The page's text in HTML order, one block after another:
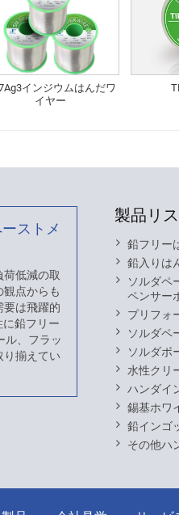
インジウムはんだワ
イヤー
ストメ
低減の取
点からも
要は飛躍的
に鉛フリー
ル、フラッ
り揃えてい
製品リ
鉛フリー
鉛入りは
ソルダペ
ペンサー
プリフォ
ソルダペ
ソルダボ
水性クリ
ハンダイ
錫基ホワ
鉛インゴ
その他ハ